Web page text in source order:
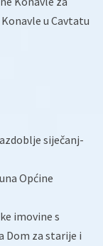
u Cavtatu
siječanj-
Općine
imovine s
Dom za starije i